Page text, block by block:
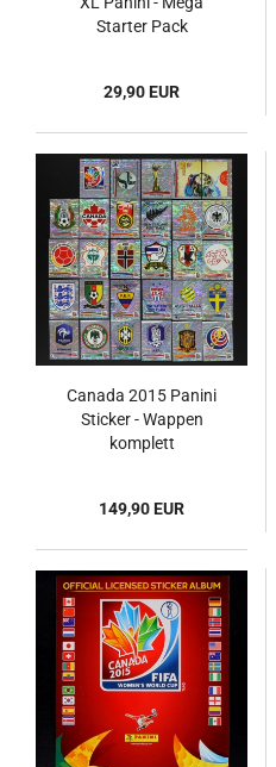
Starter Pack
29,90 EUR
Canada 2015 Panini
Sticker - Wappen
komplett
149,90 EUR